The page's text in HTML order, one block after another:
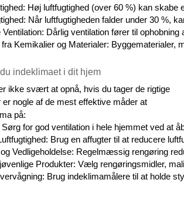
Høj luftfugtighed (over 60 %) kan
Når luftfugtigheden falder under 30 %,
Ventilation: Dårlig ventilation fører til
fra Kemikalier og Materialer:
indeklimaet i dit hjem
ikke svært at opnå, hvis du tager de rigtige
er nogle af de mest effektive måder at
på:
Sørg for god ventilation i hele hjemmet ved
Brug en affugter til at reducere
Vedligeholdelse: Regelmæssig rengøring
Produkter: Vælg rengøringsmidler,
Brug indeklimamålere til at holde